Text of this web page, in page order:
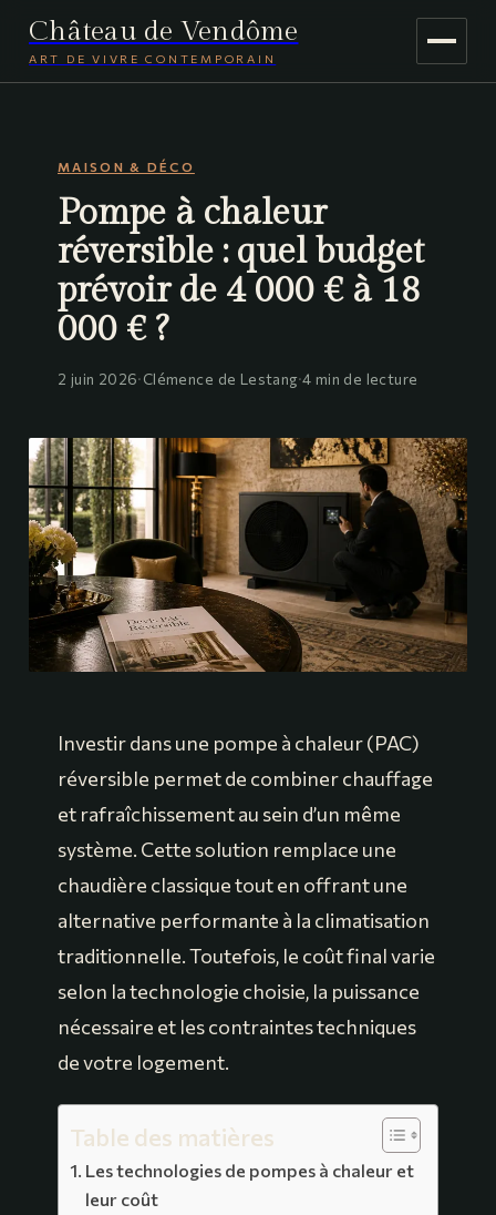
Château de Vendôme
ART DE VIVRE CONTEMPORAIN
JARDINAGE
VOYAGE
MAISON & DÉCO
Pompe à chaleur
réversible : quel budget
prévoir de 4 000 € à 18
000 € ?
2 juin 2026·Clémence de Lestang·4 min de lecture
Investir dans une pompe à chaleur (PAC)
réversible permet de combiner chauffage
et rafraîchissement au sein d’un même
système. Cette solution remplace une
chaudière classique tout en offrant une
alternative performante à la climatisation
traditionnelle. Toutefois, le coût final varie
selon la technologie choisie, la puissance
nécessaire et les contraintes techniques
de votre logement.
Table des matières
Les technologies de pompes à chaleur et
leur coût